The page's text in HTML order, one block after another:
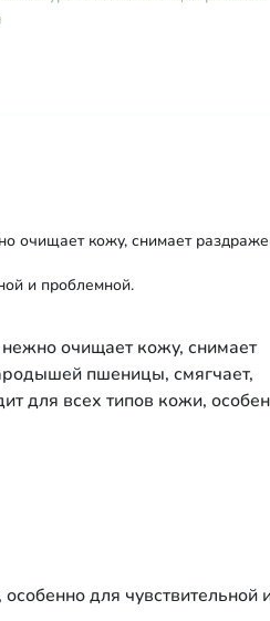
очищает кожу, снимает
и проблемной.
очищает кожу, снимает
пшеницы, смягчает,
для всех типов кожи,
для чувствительной